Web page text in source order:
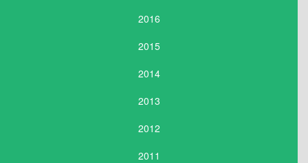
2016
2015
2014
2013
2012
2011